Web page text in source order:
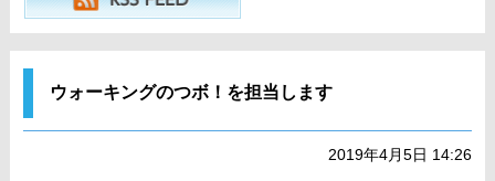
ウォーキングのつボ！を担当します
2019年4月5日 14:26